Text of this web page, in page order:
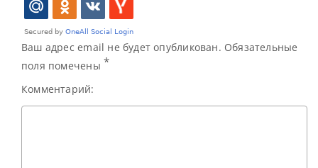
Ваш адрес email не будет опубликован. Обязательные
поля помечены *
Комментарий: